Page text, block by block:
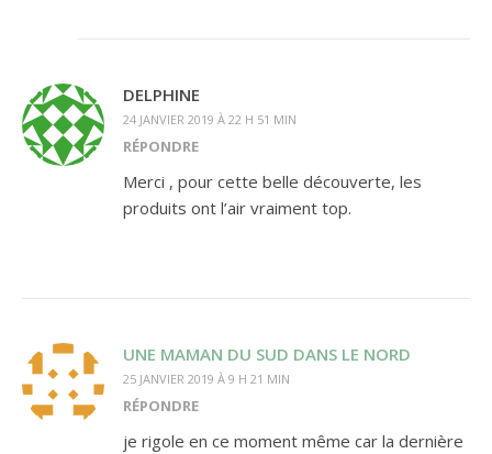
DELPHINE
24 JANVIER 2019 À 22 H 51 MIN
RÉPONDRE
Merci , pour cette belle découverte, les
produits ont l’air vraiment top.
UNE MAMAN DU SUD DANS LE NORD
25 JANVIER 2019 À 9 H 21 MIN
RÉPONDRE
je rigole en ce moment même car la dernière